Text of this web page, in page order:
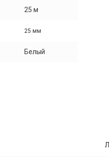
25 м
25 мм
Белый